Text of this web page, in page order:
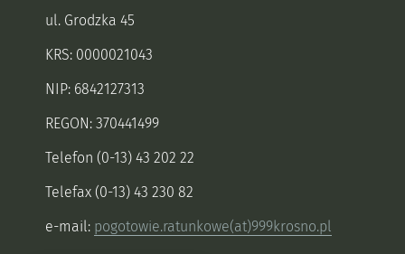
ul. Grodzka 45
KRS: 0000021043
NIP: 6842127313
REGON: 370441499
Telefon (0-13) 43 202 22
Telefax (0-13) 43 230 82
e-mail: pogotowie.ratunkowe(at)999krosno.pl